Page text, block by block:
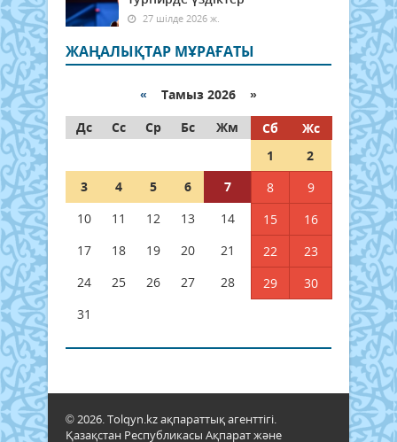
27 шілде 2026 ж.
ЖАҢАЛЫҚТАР МҰРАҒАТЫ
« Тамыз 2026 »
Дс
Сс Ср Бс Жм Сб
Жс
1
2
3
4 5 6 7 8
9
10
11 12 13 14 15
16
17
18 19 20 21 22
23
24
25 26 27 28 29
30
31
© 2026. Tolqyn.kz ақпараттық агенттігі.
Қазақстан Республикасы Ақпарат және